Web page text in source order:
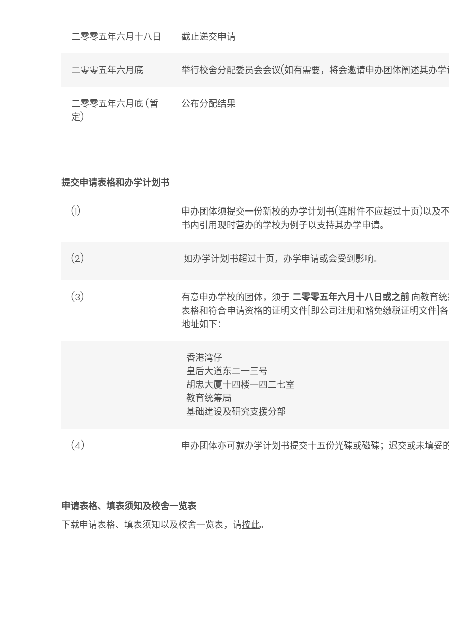
二零零五年六月十八日 截止递交申请
二零零五年六月底 举行校舍分配委员会会议(如有需要，将会邀请申办团体阐述其办
二零零五年六月底 (暂
定)
公布分配结果
提交申请表格和办学计划书
(1)
申办团体须提交一份新校的办学计划书(连附件不应超过十页)以及
书内引用现时营办的学校为例子以支持其办学申请。
(2) 如办学计划书超过十页，办学申请或会受到影响。
(3) 有意申办学校的团体，须于 二零零五年六月十八日或之前 向教育
表格和符合申请资格的证明文件[即公司注册和豁免缴税证明文件]
地址如下：
香港湾仔
皇后大道东二一三号
胡忠大厦十四楼一四二七室
教育统筹局
基础建设及研究支援分部
(4) 申办团体亦可就办学计划书提交十五份光碟或磁碟；迟交或未填妥
申请表格、填表须知及校舍一览表
下载申请表格、填表须知以及校舍一览表，请按此。